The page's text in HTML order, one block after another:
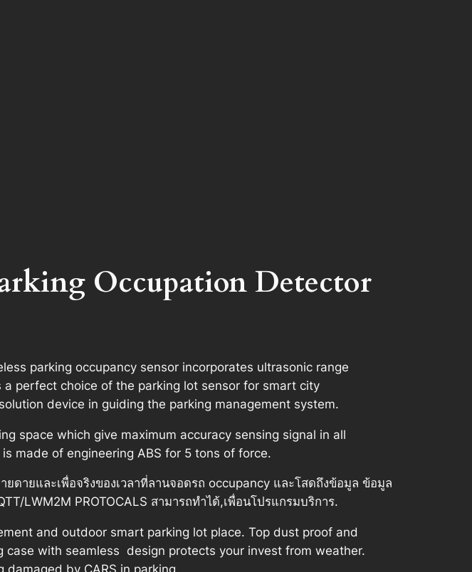
Occupation Detector
parking occupancy sensor incorporates ultrasonic range
perfect choice of the parking lot sensor for smart city
device in guiding the parking management system.
space which give maximum accuracy sensing signal in all
made of engineering ABS for 5 tons of force.
ดายและเพื่อจริงของเวลาที่ลานจอดรถ occupancy และโสดถึงข้อมูล ข้อมูล
LWM2M PROTOCALS สามารถทำได้,เพื่อนโปรแกรมบริการ.
and outdoor smart parking lot place. Top dust proof and
with seamless design protects your invest from weather.